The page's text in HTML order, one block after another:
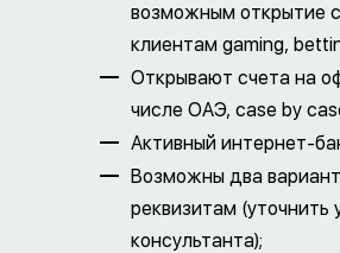
возможным открытие
клиентам gaming,
Открывают счета на
числе ОАЭ, case by
Активный интернет-
Возможны два
реквизитам (уточнить
консультанта);